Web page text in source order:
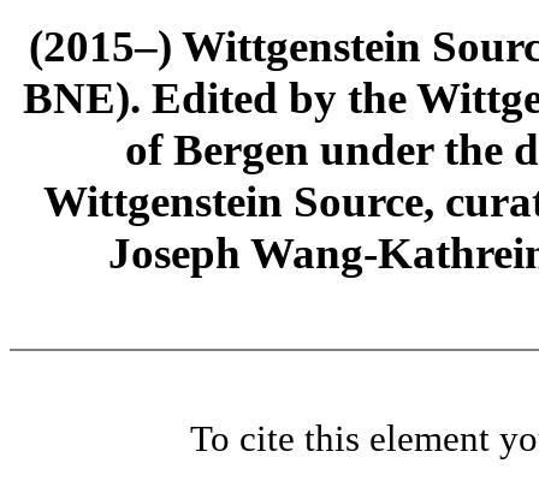
(2015–) Wittgenstein
BNE). Edited by the
of Bergen under the
Wittgenstein Source,
Joseph Wang-
To cite this element